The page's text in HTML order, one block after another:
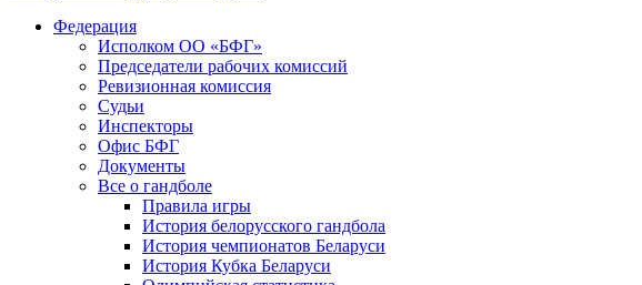
Федерация
Исполком ОО «БФГ»
Председатели рабочих комиссий
Ревизионная комиссия
Судьи
Инспекторы
Офис БФГ
Документы
Все о гандболе
Правила игры
История белорусского гандбола
История чемпионатов Беларуси
История Кубка Беларуси